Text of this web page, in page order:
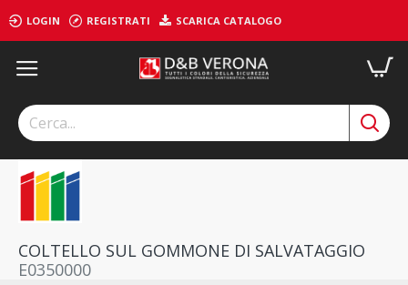
LOGIN REGISTRATI SCARICA CATALOGO
COLTELLO SUL GOMMONE DI SALVATAGGIO
E0350000